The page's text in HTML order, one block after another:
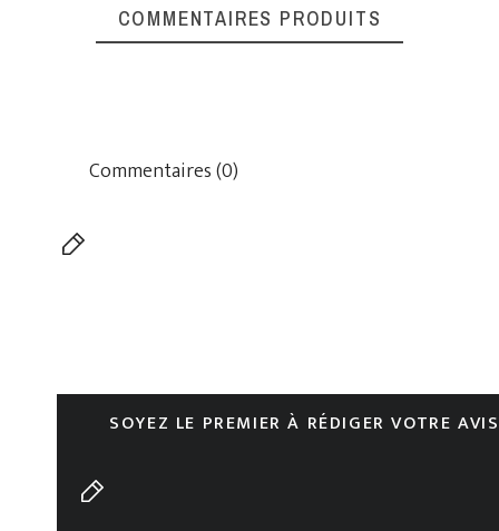
COMMENTAIRES PRODUITS
Commentaires (0)
SOYEZ LE PREMIER À RÉDIGER VOTRE AVIS